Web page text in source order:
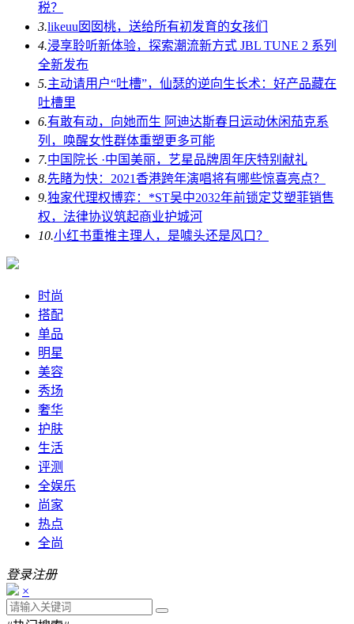
税？
3.likeuu囡囡桃，送给所有初发育的女孩们
4.浸享聆听新体验，探索潮流新方式 JBL TUNE 2 系列
全新发布
5.主动请用户“吐槽”，仙瑟的逆向生长术：好产品藏在
吐槽里
6.有敢有动，向她而生 阿迪达斯春日运动休闲茄克系
列，唤醒女性群体重塑更多可能
7.中国院长 ·中国美丽，艺星品牌周年庆特别献礼
8.先睹为快：2021香港跨年演唱将有哪些惊喜亮点？
9.独家代理权博弈：*ST吴中2032年前锁定艾塑菲销售
权，法律协议筑起商业护城河
10.小红书重推主理人，是噱头还是风口？
时尚
搭配
单品
明星
美容
秀场
奢华
护肤
生活
评测
全娱乐
尚家
热点
全尚
登录注册
×